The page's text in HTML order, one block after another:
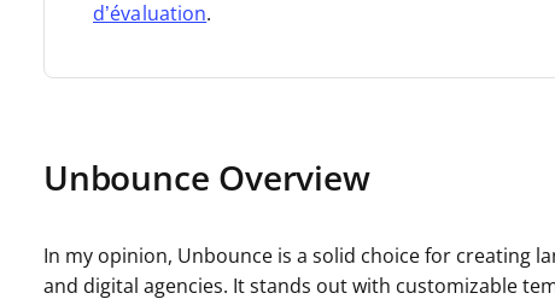
d’évaluation.
Unbounce Overview
In my opinion, Unbounce is a solid choice for creating
and digital agencies. It stands out with customizable